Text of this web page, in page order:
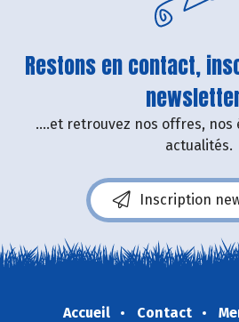
Restons en contact,
....et retrouvez nos offres, nos
actualités.
Inscription
Accueil Contact